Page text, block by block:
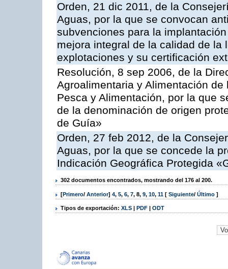
Orden, 21 dic 2011, de la
Aguas, por la que se convocan
subvenciones para la
mejora integral de la calidad de
explotaciones y su certificación
Resolución, 8 sep 2006, de la
Agroalimentaria y Alimentación
Pesca y Alimentación, por la que
de la denominación de origen
de Guía»
Orden, 27 feb 2012, de la
Aguas, por la que se concede la
Indicación Geográfica Protegida
302 documentos encontrados, mostrando del 176 al 200.
[Primero/ Anterior] 4, 5, 6, 7, 8, 9, 10, 11 [ Siguiente/ Último ]
Tipos de exportación: XLS | PDF | ODT